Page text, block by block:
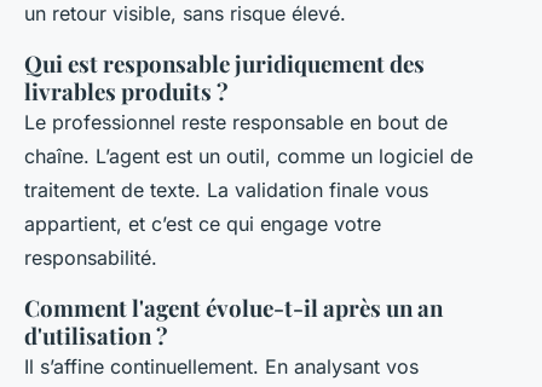
un retour visible, sans risque élevé.
Qui est responsable juridiquement des
livrables produits ?
Le professionnel reste responsable en bout de
chaîne. L’agent est un outil, comme un logiciel de
traitement de texte. La validation finale vous
appartient, et c’est ce qui engage votre
responsabilité.
Comment l'agent évolue-t-il après un an
d'utilisation ?
Il s’affine continuellement. En analysant vos